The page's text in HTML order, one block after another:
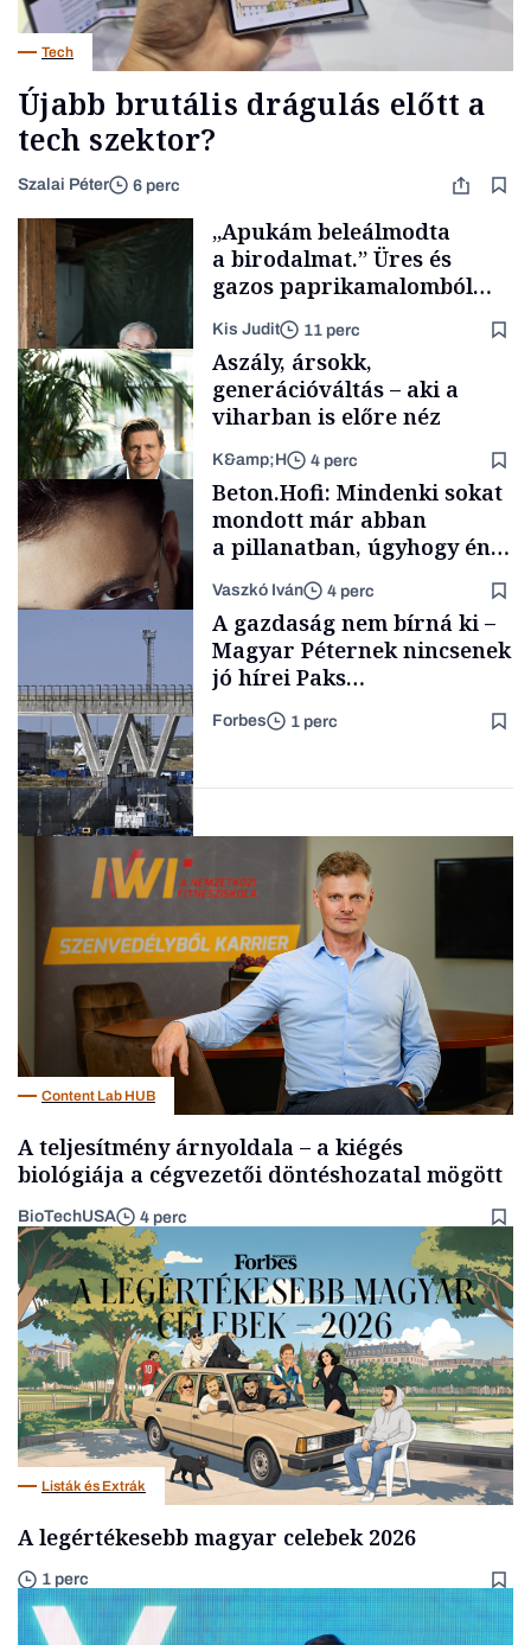
Tech
Újabb brutális drágulás előtt a
tech szektor?
Szalai Péter 6 perc
Családi
vállalkozások
„Apukám beleálmodta
a birodalmat.” Üres és
gazos paprikamalomból
lett az igazi családi
fűszersztori
Kis Judit 11 perc
TÁMOGATÓI
Aszály, ársokk,
generációváltás – aki a
viharban is előre néz
K&amp;H 4 perc
Forbes-sztori
Beton.Hofi: Mindenki sokat
mondott már abban
a pillanatban, úgyhogy én
a legsarkosabb
gondolataimat akartam
kimondani
Vaszkó Iván 4 perc
A gazdaság nem bírná ki –
Magyar Péternek nincsenek
jó hírei Paks
újraindításáról
Forbes 1 perc
Content Lab HUB
A teljesítmény árnyoldala – a kiégés
biológiája a cégvezetői döntéshozatal mögött
BioTechUSA 4 perc
Listák és Extrák
A legértékesebb magyar celebek 2026
1 perc